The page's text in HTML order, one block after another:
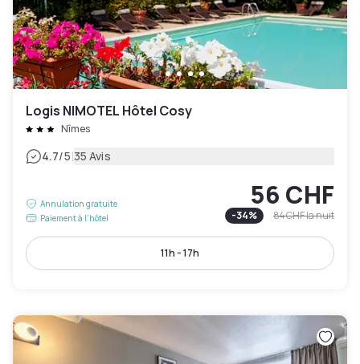
Logis NIMOTEL Hôtel Cosy
Nîmes
4.7/5|35 Avis
Annulation gratuite
Paiement à l'hôtel
56 CHF
-34% 84 CHFla nuit
11h - 17h